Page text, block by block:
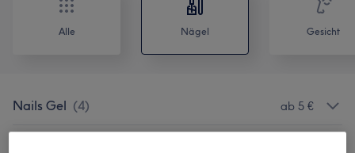
Alle Nägel Gesicht
Nails Gel (4) ab 5 €